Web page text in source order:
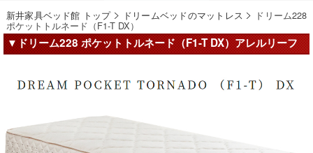
新井家具ベッド館 トップ
ドリームベッドのマットレス ドリーム228
ポケットトルネード（F1-T DX）
▼ドリーム228 ポケットトルネード（F1-T DX）アレルリーフ